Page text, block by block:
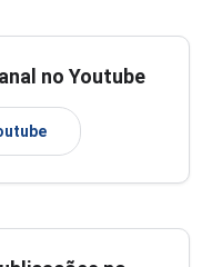
no Youtube